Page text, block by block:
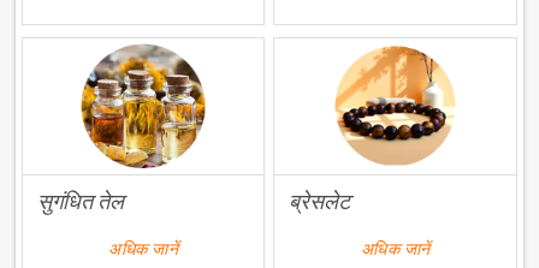
सुगंधित तेल
अधिक जानें
ब्रेसलेट
अधिक जानें